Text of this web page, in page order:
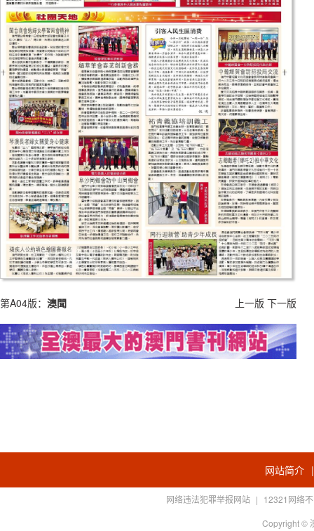
第A04版： 澳聞 上一版 下一版
网站简介
网络违法犯罪举报网站 | 12321网络
Copyright ©